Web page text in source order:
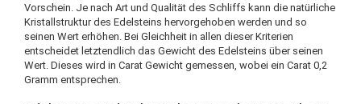
Vorschein. Je nach Art und Qualität des Schliffs kann die natürliche
Kristallstruktur des Edelsteins hervorgehoben werden und so
seinen Wert erhöhen. Bei Gleichheit in allen dieser Kriterien
entscheidet letztendlich das Gewicht des Edelsteins über seinen
Wert. Dieses wird in Carat Gewicht gemessen, wobei ein Carat 0,2
Gramm entsprechen.